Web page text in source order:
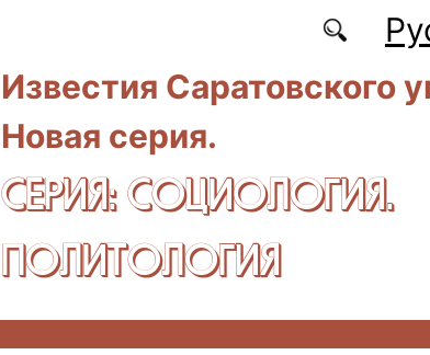
Известия Саратовского
Новая серия.
СЕРИЯ: CОЦИОЛОГИЯ.
ПОЛИТОЛОГИЯ